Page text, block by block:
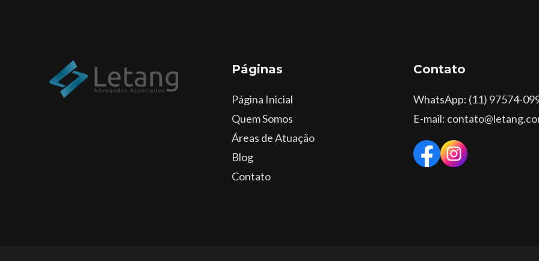
Páginas
Página Inicial
Quem Somos
Áreas de Atuação
Blog
Contato
Contato
WhatsApp: (11) 97574-
E-mail: